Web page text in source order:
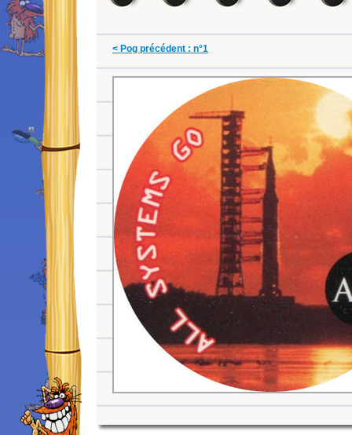
< Pog précédent : n°1